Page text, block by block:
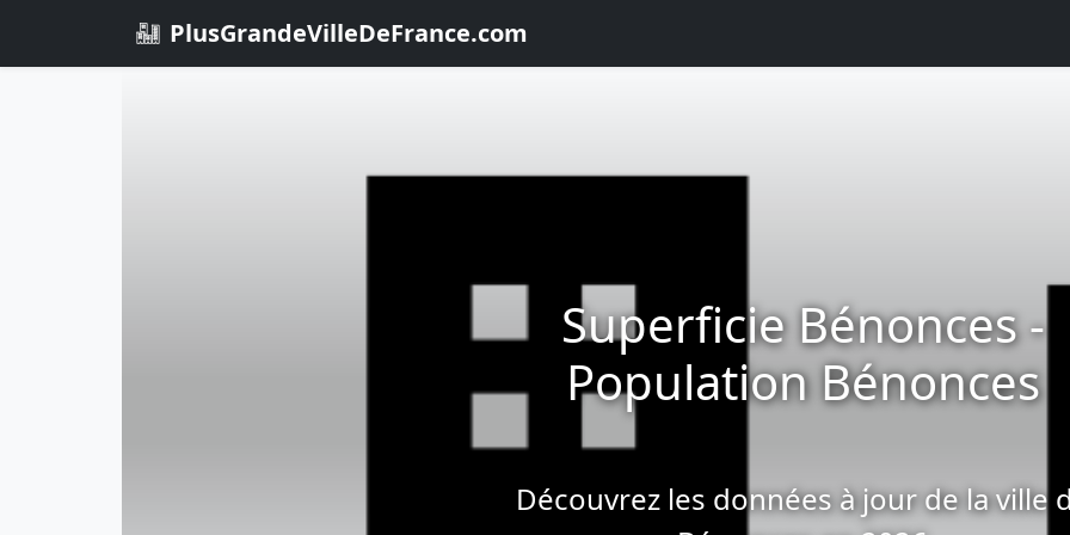
PlusGrandeVilleDeFrance.com
Superficie Bénonces -
Population Bénonces
Découvrez les données à jour de la ville